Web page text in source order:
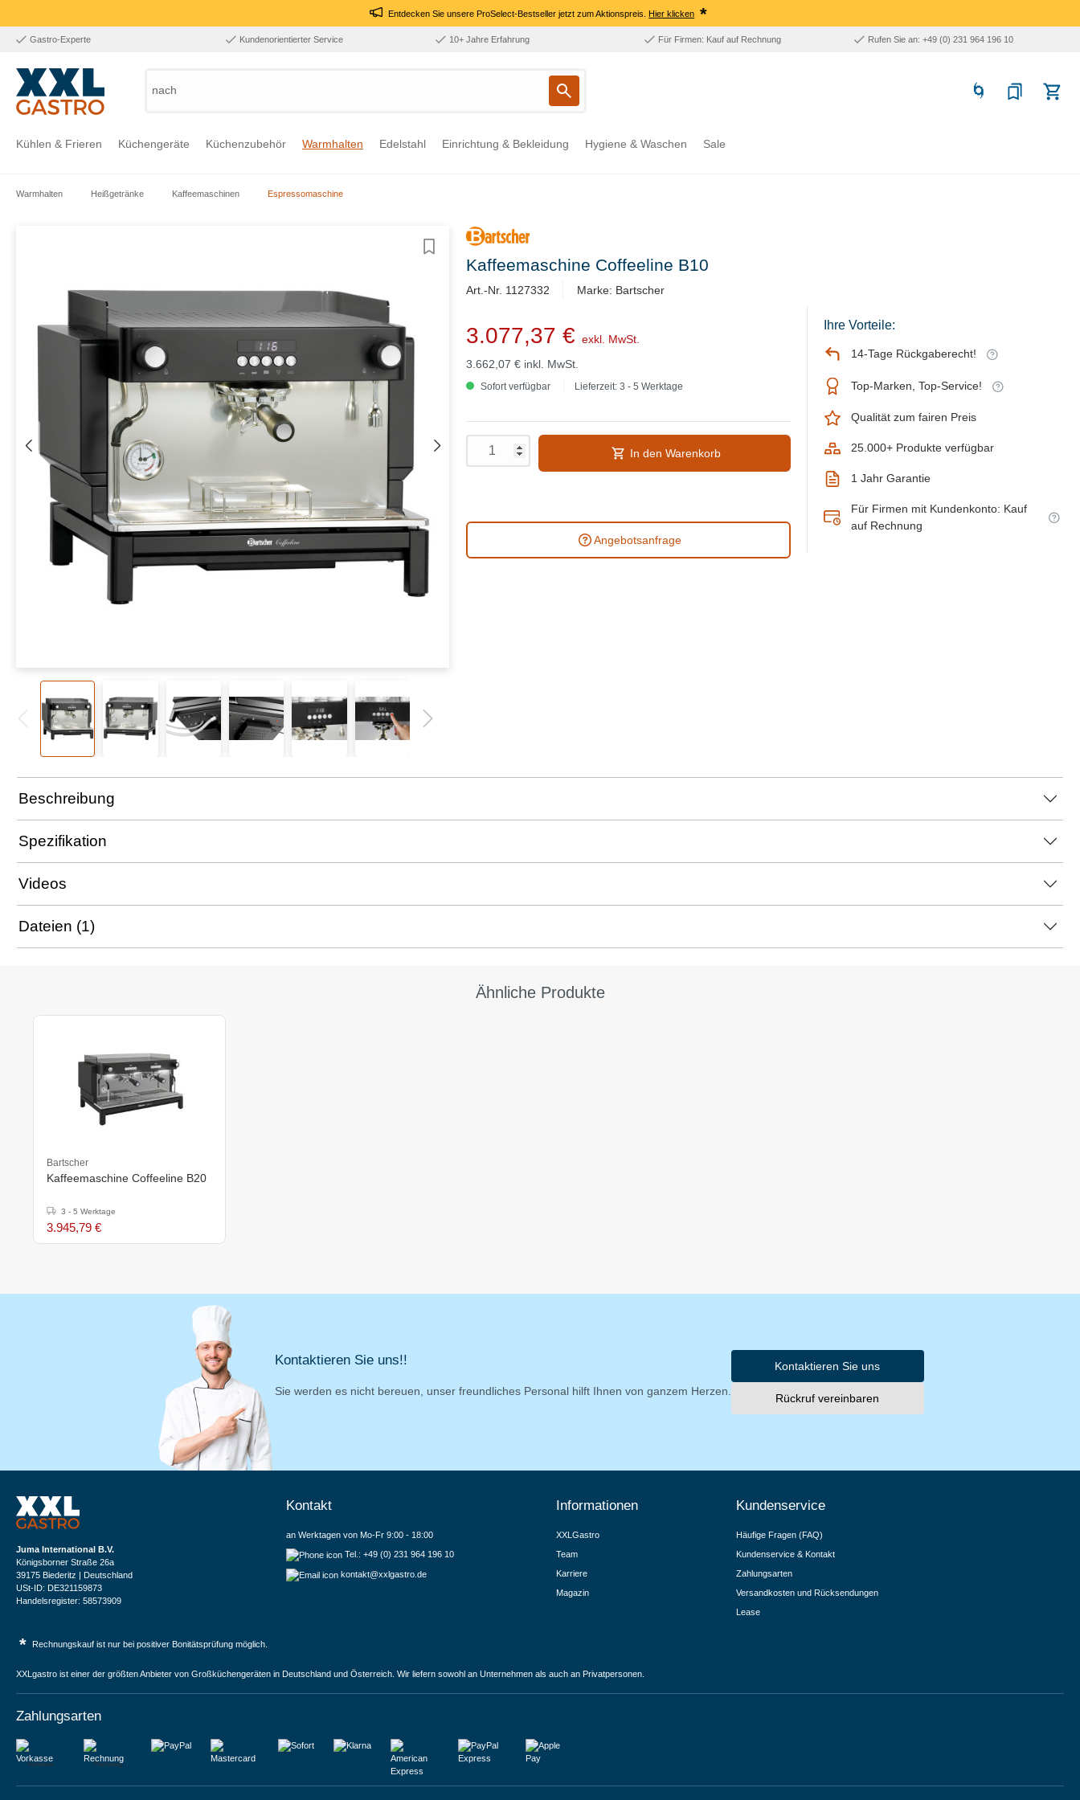
Entdecken Sie unsere ProSelect-Bestseller jetzt zum Aktionspreis.Hier klicken *
Gastro-Experte Kundenorientierter Service 10+ Jahre Erfahrung Für Firmen: Kauf auf Rechnung Rufen Sie an: +49 (0) 231 964 196 10
nach Prod
Kühlen & Frieren Küchengeräte Küchenzubehör Warmhalten Edelstahl Einrichtung & Bekleidung Hygiene & Waschen Sale
Warmhalten Heißgetränke Kaffeemaschinen Espressomaschine
Kaffeemaschine Coffeeline B10
Art.-Nr. 1127332 Marke: Bartscher
3.077,37 € exkl. MwSt.
3.662,07 € inkl. MwSt.
Sofort verfügbar Lieferzeit: 3 - 5 Werktage
In den Warenkorb
Angebotsanfrage
Ihre Vorteile:
14-Tage Rückgaberecht!
Top-Marken, Top-Service!
Qualität zum fairen Preis
25.000+ Produkte verfügbar
1 Jahr Garantie
Für Firmen mit Kundenkonto: Kauf
auf Rechnung
Beschreibung
Spezifikation
Videos
Dateien (1)
Ähnliche Produkte
Bartscher
Kaffeemaschine Coffeeline B20
3 - 5 Werktage
3.945,79 €
Kontaktieren Sie uns!!
Sie werden es nicht bereuen, unser freundliches Personal hilft Ihnen von ganzem Herzen.
Kontaktieren Sie uns
Rückruf vereinbaren
Juma International B.V.
Königsborner Straße 26a
39175 Biederitz | Deutschland
USt-ID: DE321159873
Handelsregister: 58573909
Kontakt
an Werktagen von Mo-Fr 9:00 - 18:00
Tel.: +49 (0) 231 964 196 10
kontakt@xxlgastro.de
Informationen
XXLGastro
Team
Karriere
Magazin
Kundenservice
Häufige Fragen (FAQ)
Kundenservice & Kontakt
Zahlungsarten
Versandkosten und Rücksendungen
Lease
* Rechnungskauf ist nur bei positiver Bonitätsprüfung möglich.
XXLgastro ist einer der größten Anbieter von Großküchengeräten in Deutschland und Österreich. Wir liefern sowohl an Unternehmen als auch an Privatpersonen.
Zahlungsarten
Vorkasse Rechnung